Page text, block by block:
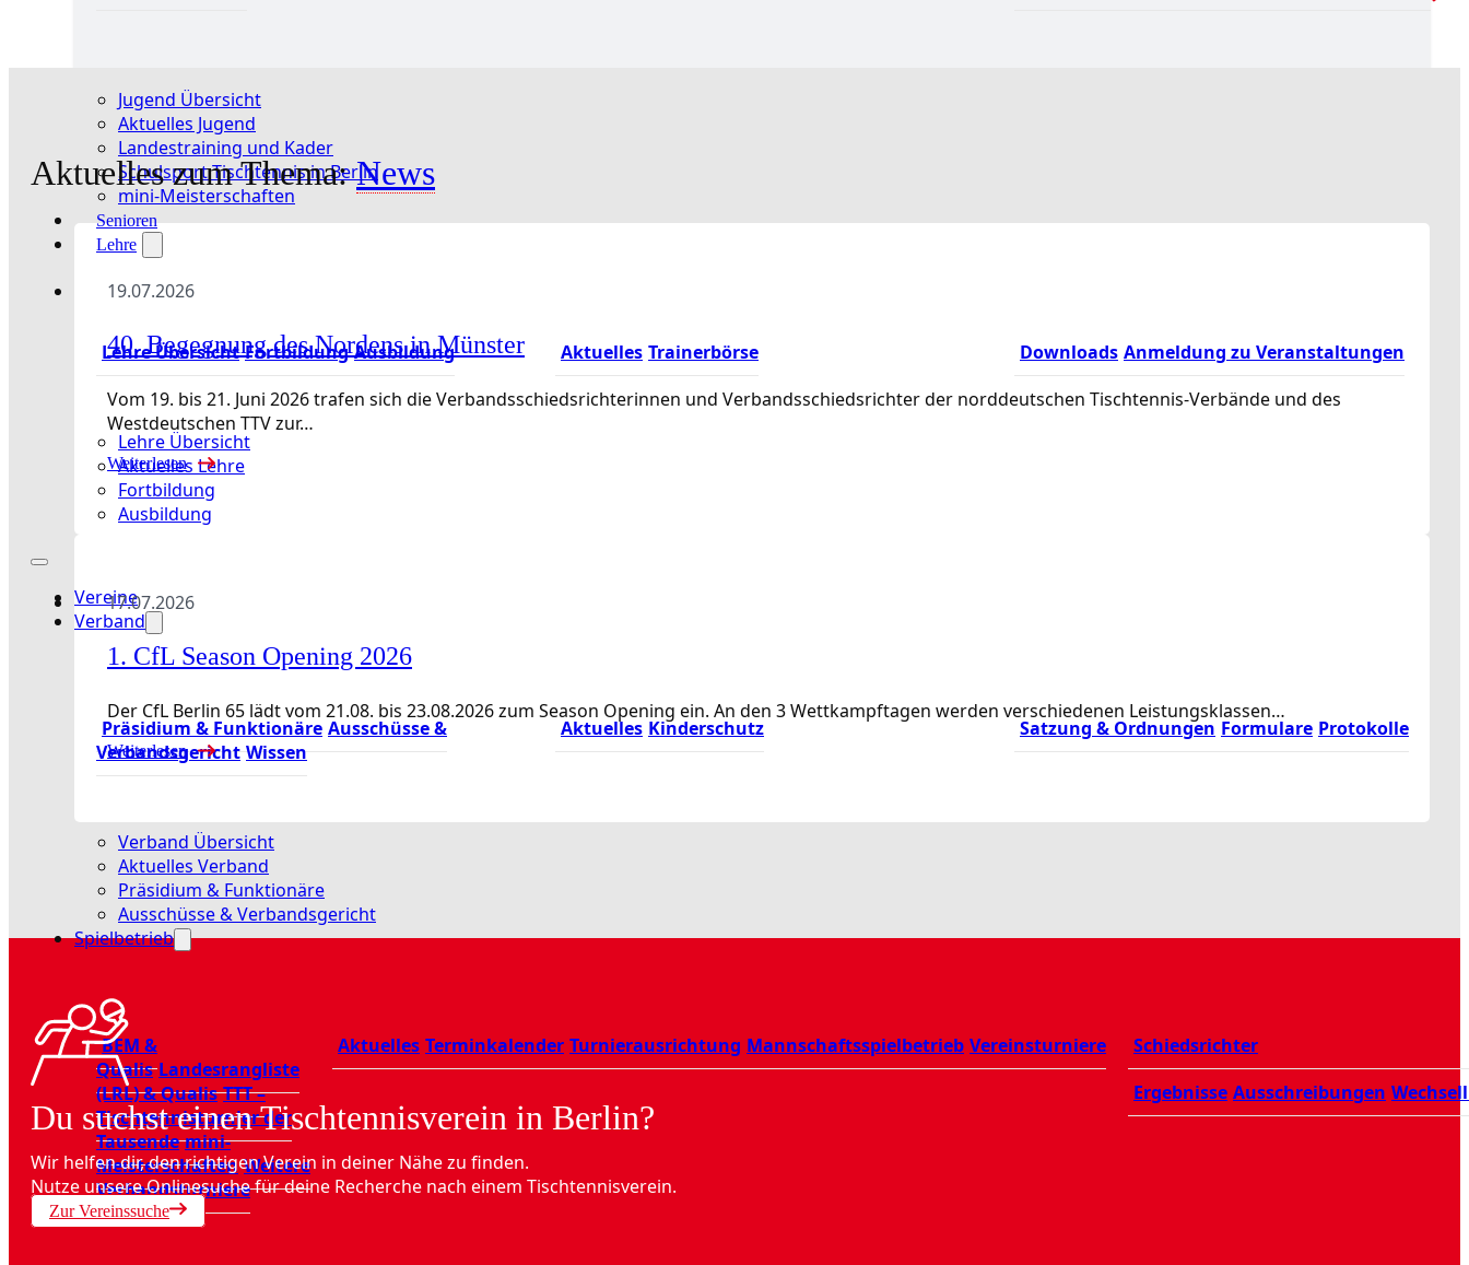
Jugend Übersicht
Aktuelles Jugend
Landestraining und Kader
Schulsport Tischtennis in Berlin
mini-Meisterschaften
Senioren
Lehre
Lehre Übersicht Fortbildung Ausbildung Aktuelles Trainerbörse Downloads Anmeldung zu Veranstaltungen
Lehre Übersicht
Aktuelles Lehre
Fortbildung
Ausbildung
Vereine
Verband
Präsidium & Funktionäre Ausschüsse &
Verbandsgericht Wissen
Aktuelles Kinderschutz Satzung & Ordnungen Formulare Protokolle
Verband Übersicht
Aktuelles Verband
Präsidium & Funktionäre
Ausschüsse & Verbandsgericht
Spielbetrieb
BEM &
Qualis Landesrangliste
(LRL) & Qualis TTT –
Tischtennisturnier der
Tausende mini-
Meisterschaften Weitere
Verbandsturniere
Aktuelles Terminkalender Turnierausrichtung Mannschaftsspielbetrieb Vereinsturniere
Schiedsrichter
Ergebnisse Ausschreibungen
Aktuelles zum Thema:News
19.07.2026
40. Begegnung des Nordens in Münster
Vom 19. bis 21. Juni 2026 trafen sich die Verbandsschiedsrichterinnen und Verbandsschiedsrichter der norddeutschen Tischtennis-Verbände und des
Westdeutschen TTV zur…
Weiterlesen
17.07.2026
1. CfL Season Opening 2026
Der CfL Berlin 65 lädt vom 21.08. bis 23.08.2026 zum Season Opening ein. An den 3 Wettkampftagen werden verschiedenen Leistungsklassen…
Weiterlesen
Du suchst einen Tischtennisverein in Berlin?
Wir helfen dir, den richtigen Verein in deiner Nähe zu finden.
Nutze unsere Onlinesuche für deine Recherche nach einem Tischtennisverein.
Zur Vereinssuche